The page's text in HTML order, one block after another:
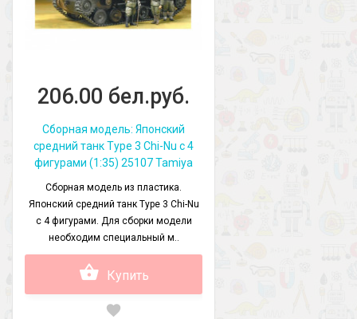
206.00 бел.руб.
Сборная модель: Японский
средний танк Type 3 Chi-Nu с 4
фигурами (1:35) 25107 Tamiya
Сборная модель из пластика.
Японский средний танк Type 3 Chi-Nu
с 4 фигурами. Для сборки модели
необходим специальный м..
Купить